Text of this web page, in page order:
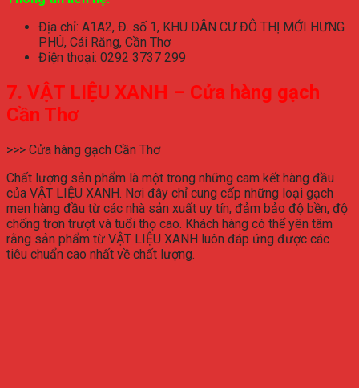
Địa chỉ: A1A2, Đ. số 1, KHU DÂN CƯ ĐÔ THỊ MỚI HƯNG
PHÚ, Cái Răng, Cần Thơ
Điện thoại: 0292 3737 299
7. VẬT LIỆU XANH – Cửa hàng gạch
Cần Thơ
>>> Cửa hàng gạch Cần Thơ
Chất lượng sản phẩm là một trong những cam kết hàng đầu
của VẬT LIỆU XANH. Nơi đây chỉ cung cấp những loại gạch
men hàng đầu từ các nhà sản xuất uy tín, đảm bảo độ bền, độ
chống trơn trượt và tuổi thọ cao. Khách hàng có thể yên tâm
rằng sản phẩm từ VẬT LIỆU XANH luôn đáp ứng được các
tiêu chuẩn cao nhất về chất lượng.